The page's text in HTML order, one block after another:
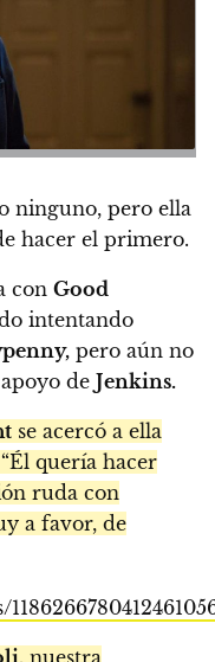
ninguno, pero ella
hacer el primero.
con Good
intentando
pero aún no
de Jenkins.
se acercó a ella
quería hacer
ruda con
a favor, de
nuestra